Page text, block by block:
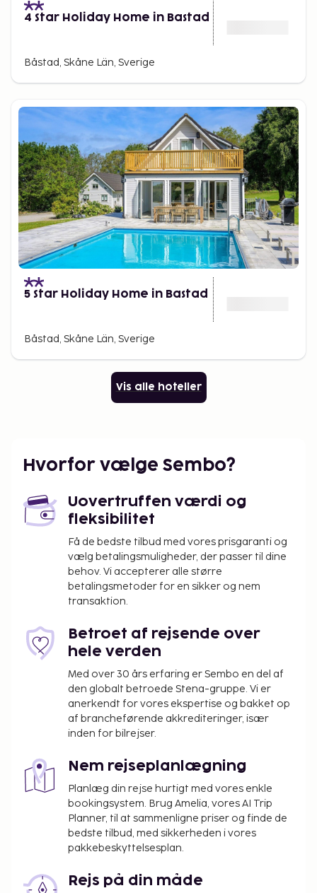
4 Star Holiday Home in Bastad
Båstad, Skåne Län, Sverige
5 Star Holiday Home in Bastad
Båstad, Skåne Län, Sverige
Vis alle hoteller
Hvorfor vælge Sembo?
Uovertruffen værdi og
fleksibilitet
Få de bedste tilbud med vores prisgaranti og
vælg betalingsmuligheder, der passer til dine
behov. Vi accepterer alle større
betalingsmetoder for en sikker og nem
transaktion.
Betroet af rejsende over
hele verden
Med over 30 års erfaring er Sembo en del af
den globalt betroede Stena-gruppe. Vi er
anerkendt for vores ekspertise og bakket op
af brancheførende akkrediteringer, især
inden for bilrejser.
Nem rejseplanlægning
Planlæg din rejse hurtigt med vores enkle
bookingsystem. Brug Amelia, vores AI Trip
Planner, til at sammenligne priser og finde de
bedste tilbud, med sikkerheden i vores
pakkebeskyttelsesplan.
Rejs på din måde